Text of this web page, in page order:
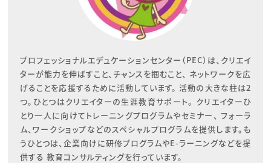
プロフェッショナルエデュケーションセンター（PEC）は、クリエイ
ターが能力を伸ばすこと、チャンスを掴むこと、 ネットワークを広
げることを応援するために活動しています。 活動の大きな柱は2
つ。ひとつはクリエイターの生涯教育サポート。 クリエイターひ
とり一人に向けてトレーニングプログラムやセミナー、 フォーラ
ム、ワークショップなどのスペシャルプログラムを提供します。も
うひとつは、企業向けに研修プログラムやE-ラーニングなどを提
供する 教育コンサルティングを行っています。